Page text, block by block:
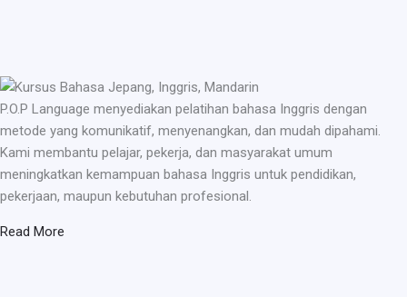
P.O.P Language menyediakan pelatihan bahasa Inggris dengan
metode yang komunikatif, menyenangkan, dan mudah dipahami.
Kami membantu pelajar, pekerja, dan masyarakat umum
meningkatkan kemampuan bahasa Inggris untuk pendidikan,
pekerjaan, maupun kebutuhan profesional.
Read More